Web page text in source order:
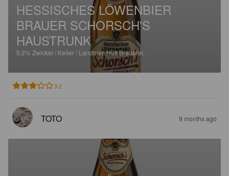
HESSISCHES LÖWENBIER
BRAUER SCHORSCH'S
HAUSTRUNK
5.2% Zwickel / Keller / Landbier.Hütt Brauerei.
3.2
TOTO 9 months ago